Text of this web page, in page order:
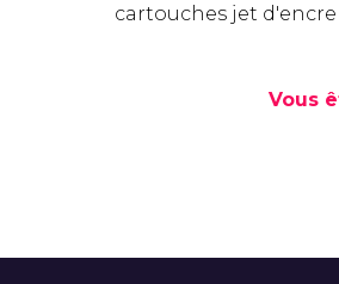
cartouches jet
Vous